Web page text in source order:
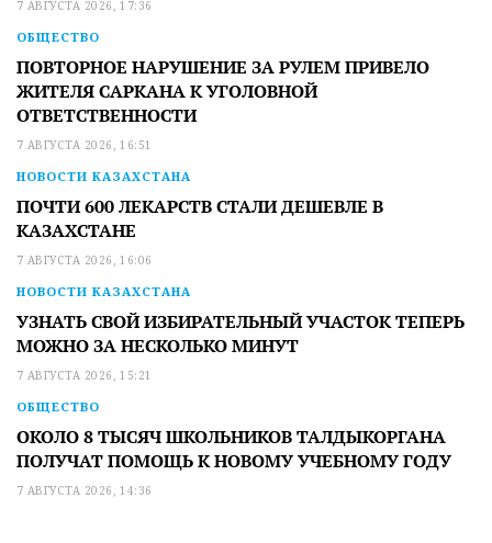
7 АВГУСТА 2026, 17:36
ОБЩЕСТВО
ПОВТОРНОЕ НАРУШЕНИЕ ЗА РУЛЕМ ПРИВЕЛО
ЖИТЕЛЯ САРКАНА К УГОЛОВНОЙ
ОТВЕТСТВЕННОСТИ
7 АВГУСТА 2026, 16:51
НОВОСТИ КАЗАХСТАНА
ПОЧТИ 600 ЛЕКАРСТВ СТАЛИ ДЕШЕВЛЕ В
КАЗАХСТАНЕ
7 АВГУСТА 2026, 16:06
НОВОСТИ КАЗАХСТАНА
УЗНАТЬ СВОЙ ИЗБИРАТЕЛЬНЫЙ УЧАСТОК ТЕПЕРЬ
МОЖНО ЗА НЕСКОЛЬКО МИНУТ
7 АВГУСТА 2026, 15:21
ОБЩЕСТВО
ОКОЛО 8 ТЫСЯЧ ШКОЛЬНИКОВ ТАЛДЫКОРГАНА
ПОЛУЧАТ ПОМОЩЬ К НОВОМУ УЧЕБНОМУ ГОДУ
7 АВГУСТА 2026, 14:36